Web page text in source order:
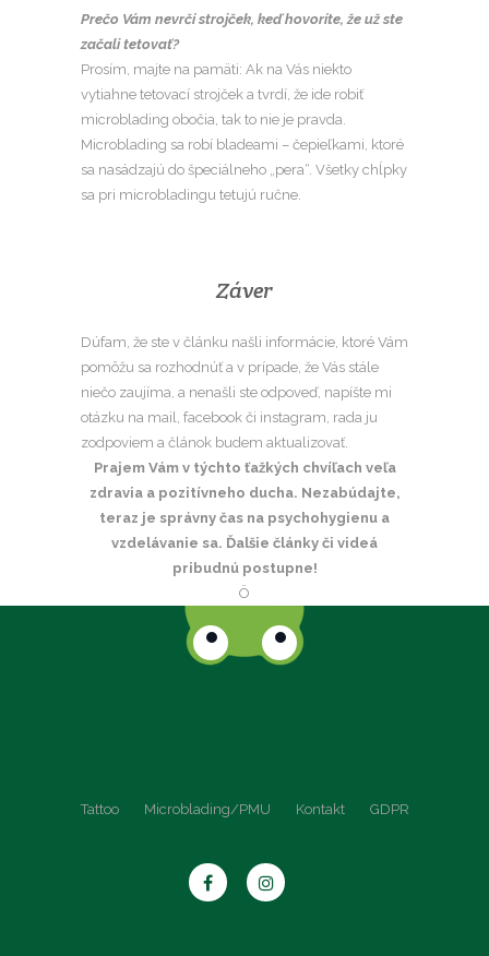
Prečo Vám nevrčí strojček, keď hovoríte, že už ste
začali tetovať?
Prosím, majte na pamäti: Ak na Vás niekto
vytiahne tetovací strojček a tvrdí, že ide robiť
microblading obočia, tak to nie je pravda.
Microblading sa robí bladeami – čepieľkami, ktoré
sa nasádzajú do špeciálneho „pera“. Všetky chĺpky
sa pri microbladingu tetujú ručne.
Záver
Dúfam, že ste v článku našli informácie, ktoré Vám
pomôžu sa rozhodnúť a v prípade, že Vás stále
niečo zaujíma, a nenašli ste odpoveď, napíšte mi
otázku na mail, facebook či instagram, rada ju
zodpoviem a článok budem aktualizovať.
Prajem Vám v týchto ťažkých chvíľach veľa
zdravia a pozitívneho ducha. Nezabúdajte,
teraz je správny čas na psychohygienu a
vzdelávanie sa. Ďalšie články či videá
pribudnú postupne!
Ö
Tattoo Microblading/PMU Kontakt GDPR